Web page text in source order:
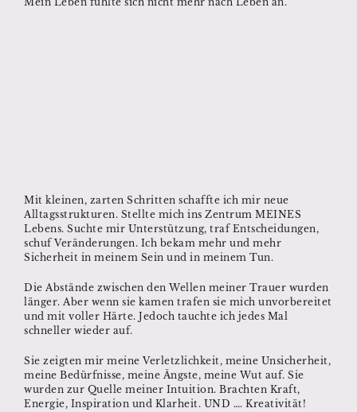
Mit kleinen, zarten Schritten schaffte ich mir neue
Alltagsstrukturen. Stellte mich ins Zentrum MEINES
Lebens. Suchte mir Unterstützung, traf Entscheidungen,
schuf Veränderungen. Ich bekam mehr und mehr
Sicherheit in meinem Sein und in meinem Tun.
Die Abstände zwischen den Wellen meiner Trauer wurden
länger. Aber wenn sie kamen trafen sie mich unvorbereitet
und mit voller Härte. Jedoch tauchte ich jedes Mal
schneller wieder auf.
Sie zeigten mir meine Verletzlichkeit, meine Unsicherheit,
meine Bedürfnisse, meine Ängste, meine Wut auf. Sie
wurden zur Quelle meiner Intuition. Brachten Kraft,
Energie, Inspiration und Klarheit. UND …. Kreativität!